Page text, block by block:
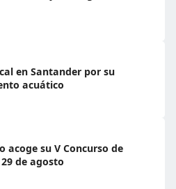
en Santander por su
acuático
acoge su V Concurso de
de agosto